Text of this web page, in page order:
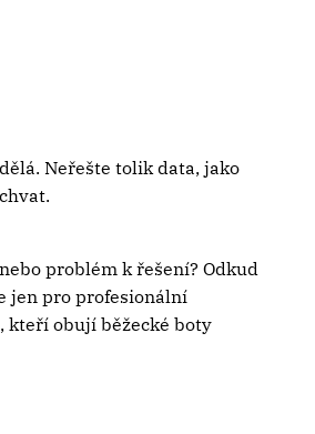
Neřešte tolik data, jako
problém k řešení? Odkud
jen pro profesionální
kteří obují běžecké boty